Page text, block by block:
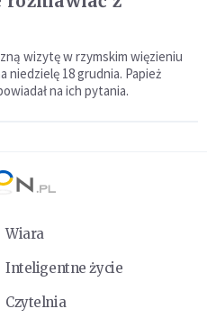
wizytę w rzymskim więzieniu
niedzielę 18 grudnia. Papież
na ich pytania.
Wiara
Inteligentne życie
Czytelnia